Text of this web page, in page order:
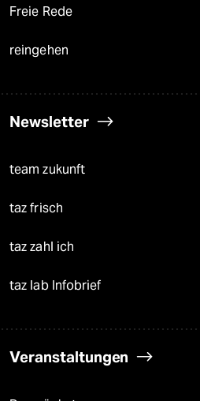
Freie Rede
reingehen
Newsletter
team zukunft
taz frisch
taz zahl ich
taz lab Infobrief
Veranstaltungen